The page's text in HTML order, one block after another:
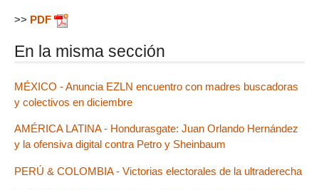
>> PDF
En la misma sección
MÉXICO - Anuncia EZLN encuentro con madres buscadoras
y colectivos en diciembre
AMÉRICA LATINA - Hondurasgate: Juan Orlando Hernández
y la ofensiva digital contra Petro y Sheinbaum
PERÚ & COLOMBIA - Victorias electorales de la ultraderecha